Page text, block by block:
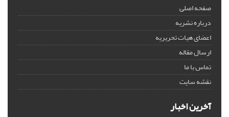
صفحه اصلی
درباره نشریه
اعضای هیات تحریریه
ارسال مقاله
تماس با ما
نقشه سایت
آخرین اخبار